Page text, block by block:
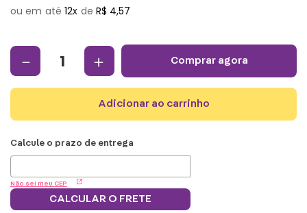
12 R$ 4,57
＋
－ comprar agora
adicionar ao carrinho
Não sei meu CEP
CALCULAR O FRETE